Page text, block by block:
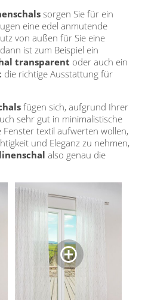
Maß
sorgen Sie für ein
eine edel anmutende
von außen für Sie eine
ist zum Beispiel ein
transparent oder auch ein
die richtige Ausstattung für
fügen sich, aufgrund Ihrer
sehr gut in minimalistische
Fenster textil aufwerten wollen,
und Eleganz zu nehmen,
also genau die